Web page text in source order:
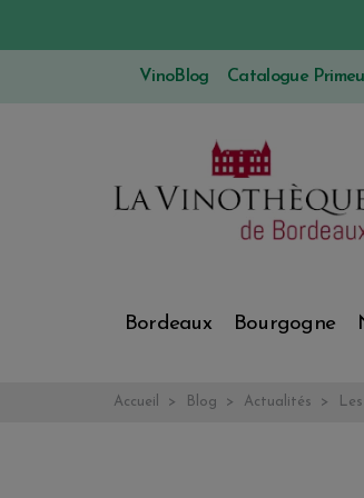
VinoBlog Catalogue
Bordeaux Bourgogne
Accueil Blog Actualités